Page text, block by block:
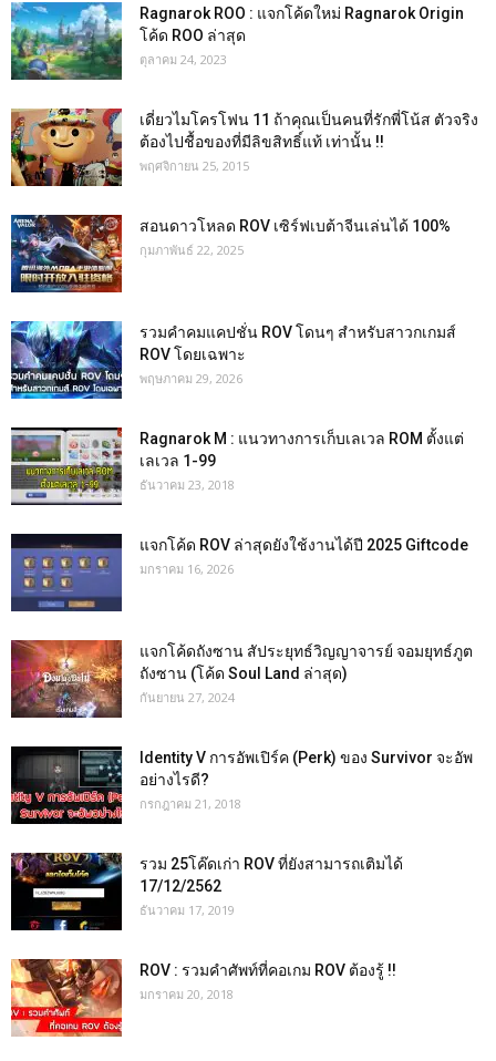
Ragnarok ROO : แจกโค้ดใหม่ Ragnarok Origin
โค้ด ROO ล่าสุด
ตุลาคม 24, 2023
เดี่ยวไมโครโฟน 11 ถ้าคุณเป็นคนที่รักพี่โน้ส ตัวจริง
ต้องไปชื้อของที่มีลิขสิทธิ์แท้ เท่านั้น !!
พฤศจิกายน 25, 2015
สอนดาวโหลด ROV เซิร์ฟเบต้าจีนเล่นได้ 100%
กุมภาพันธ์ 22, 2025
รวมคำคมแคปชั่น ROV โดนๆ สำหรับสาวกเกมส์
ROV โดยเฉพาะ
พฤษภาคม 29, 2026
Ragnarok M : แนวทางการเก็บเลเวล ROM ตั้งแต่
เลเวล 1-99
ธันวาคม 23, 2018
แจกโค้ด ROV ล่าสุดยังใช้งานได้ปี 2025 Giftcode
มกราคม 16, 2026
แจกโค้ดถังซาน สัประยุทธ์วิญญาจารย์ จอมยุทธ์ภูต
ถังซาน (โค้ด Soul Land ล่าสุด)
กันยายน 27, 2024
Identity V การอัพเปิร์ค (Perk) ของ Survivor จะอัพ
อย่างไรดี?
กรกฎาคม 21, 2018
รวม 25โค๊ดเก่า ROV ที่ยังสามารถเติมได้
17/12/2562
ธันวาคม 17, 2019
ROV : รวมคำศัพท์ที่คอเกม ROV ต้องรู้ !!
มกราคม 20, 2018